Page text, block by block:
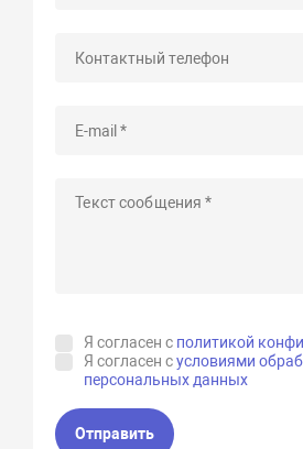
Я согласен с политикой
Я согласен сусловиями
персональных данных
Отправить